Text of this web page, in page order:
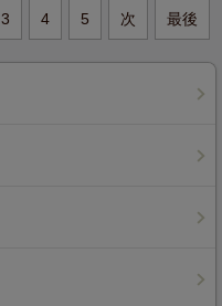
3 4 5 次 最後